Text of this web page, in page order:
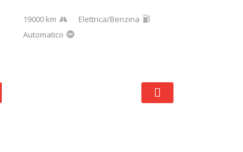
19000 km
Elettrica/Benzina
Automatico